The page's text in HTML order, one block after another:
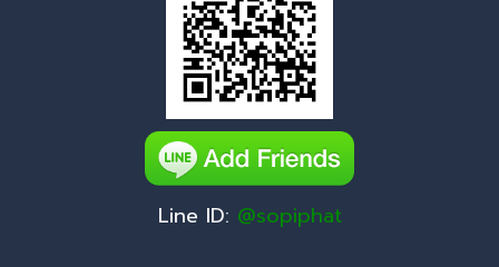
Line ID: @sopiphat